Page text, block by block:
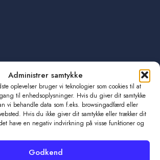
Administrer samtykke
oplevelser bruger vi teknologier som cookies til at
til enhedsoplysninger. Hvis du giver dit samtykke
vi behandle data som f.eks. browsingadfærd eller
Hvis du ikke giver dit samtykke eller trækker dit
have en negativ indvirkning på visse funktioner og
Godkend
HK! Nu går turen til Odense
med to år